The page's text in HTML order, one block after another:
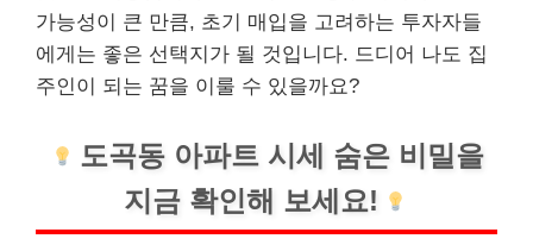
가능성이 큰 만큼, 초기 매입을 고려하는 투자자들
에게는 좋은 선택지가 될 것입니다. 드디어 나도 집
주인이 되는 꿈을 이룰 수 있을까요?
도곡동 아파트 시세 숨은 비밀을
지금 확인해 보세요!